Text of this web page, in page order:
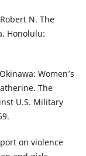
N. The
Honolulu:
Women’s
The
U.S. Military
on violence